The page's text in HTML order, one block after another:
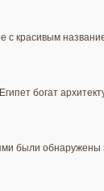
с красивым
богат
были обнаружены